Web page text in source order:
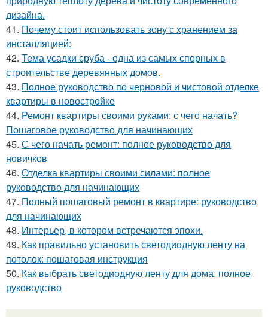
дизайна.
41. Почему стоит использовать зону с хранением за
инсталляцией:
42. Тема усадки сруба - одна из самых спорных в
строительстве деревянных домов.
43. Полное руководство по черновой и чистовой отделке
квартиры в новостройке
44. Ремонт квартиры своими руками: с чего начать?
Пошаговое руководство для начинающих
45. С чего начать ремонт: полное руководство для
новичков
46. Отделка квартиры своими силами: полное
руководство для начинающих
47. Полный пошаговый ремонт в квартире: руководство
для начинающих
48. Интерьер, в котором встречаются эпохи.
49. Как правильно установить светодиодную ленту на
потолок: пошаговая инструкция
50. Как выбрать светодиодную ленту для дома: полное
руководство